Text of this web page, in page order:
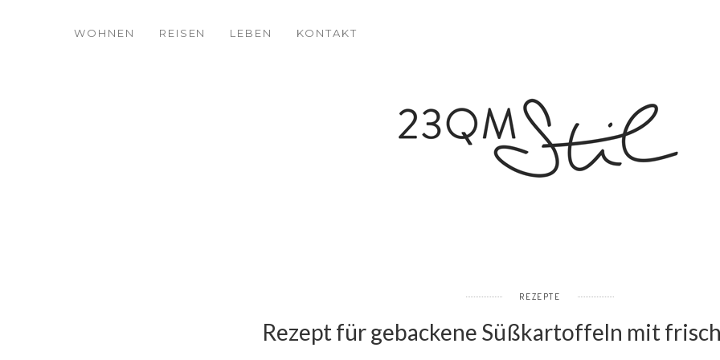
WOHNEN REISEN LEBEN KONTAKT
REZEPTE
Rezept für gebackene Süßkartoffeln mit